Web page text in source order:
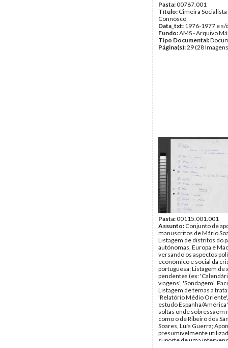
Pasta:00767.001
Título: Cimeira
Connosco
Data_txt: 1976-1977 e s/
Fundo:AMS - Arquivo
Tipo Documental:
Página(s):29 (28
Pasta:00115.001.001
Assunto: Conjunto de
manuscritos de Mário
Listagem de distritos do
autónomas, Europa e
versando os aspectos
económico e social da
portuguesa; Listagem de
pendentes (ex:
viagens', 'Sondagem',
Listagem de temas a
'Relatório Médio
estudo Espanha/
soltas onde sobressaem
como o de Ribeiro dos
Soares, Luís Guerra;
presumivelmente
suporte de uma